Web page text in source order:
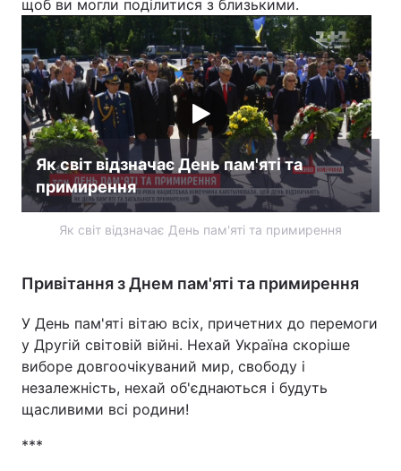
щоб ви могли поділитися з близькими.
Як світ відзначає День пам'яті та
примирення
Як світ відзначає День пам'яті та примирення
Привітання з Днем пам'яті та примирення
У День пам'яті вітаю всіх, причетних до перемоги
у Другій світовій війні. Нехай Україна скоріше
виборе довгоочікуваний мир, свободу і
незалежність, нехай об'єднаються і будуть
щасливими всі родини!
***